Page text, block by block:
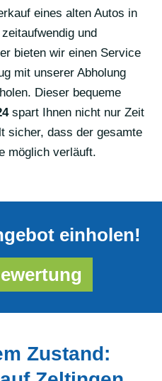
eines alten Autos in
und
bieten wir einen Service
mit unserer Abholung
Dieser bequeme
spart Ihnen nicht nur Zeit
sicher, dass der gesamte
möglich verläuft.
einholen!
Zustand: